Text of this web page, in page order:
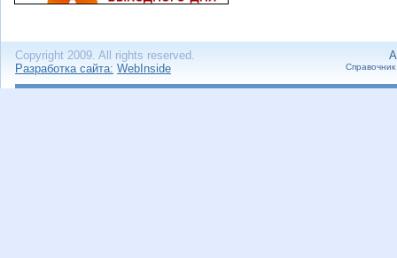
Copyright 2009. All rights reserved.
Разработка сайта: WebInside